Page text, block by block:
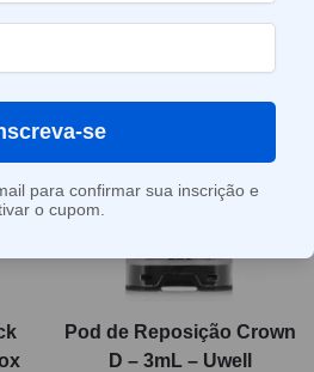
Pod de Reposição Crown
D – 3mL – Uwell
se
para confirmar sua inscrição e
o cupom.